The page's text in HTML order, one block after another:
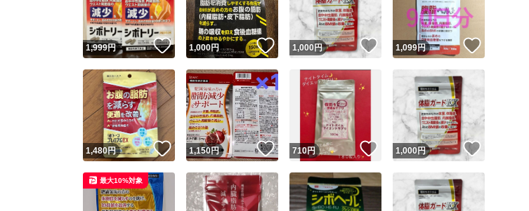
1,999円 いいね！
1,000円 いいね！
1,000 円 いいね！
1,099円
1,480円 いいね！
1,150円 いいね！
710 円 いいね！
1,000 円
最大10%対象